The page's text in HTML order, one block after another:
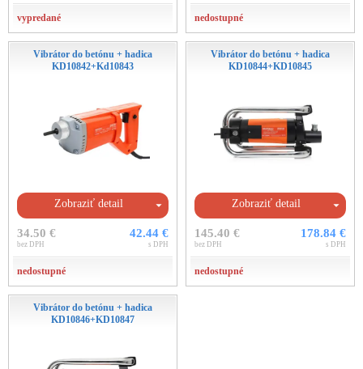
vypredané nedostupné
Vibrátor do betónu + hadica
KD10842+Kd10843
Zobraziť detail
34.50 €
bez DPH
42.44 €
s DPH
nedostupné
Vibrátor do betónu + hadica
KD10844+KD10845
Zobraziť detail
145.40 €
bez DPH
178.84 €
s DPH
nedostupné
Vibrátor do betónu + hadica
KD10846+KD10847